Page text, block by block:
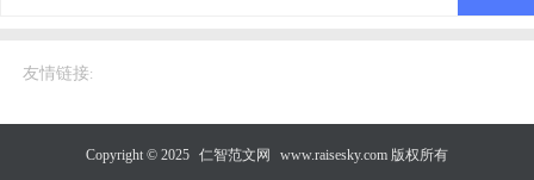
友情链接:
Copyright © 2025 仁智范文网 www.raisesky.com 版权所有